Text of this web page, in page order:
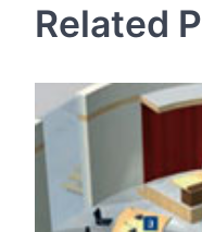
Related